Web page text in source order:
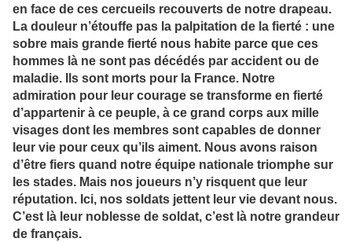
en face de ces cercueils recouverts de notre drapeau.
La douleur n’étouffe pas la palpitation de la fierté : une
sobre mais grande fierté nous habite parce que ces
hommes là ne sont pas décédés par accident ou de
maladie. Ils sont morts pour la France. Notre
admiration pour leur courage se transforme en fierté
d’appartenir à ce peuple, à ce grand corps aux mille
visages dont les membres sont capables de donner
leur vie pour ceux qu’ils aiment. Nous avons raison
d’être fiers quand notre équipe nationale triomphe sur
les stades. Mais nos joueurs n’y risquent que leur
réputation. Ici, nos soldats jettent leur vie devant nous.
C’est là leur noblesse de soldat, c’est là notre grandeur
de français.